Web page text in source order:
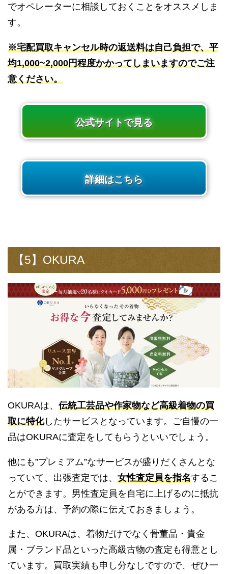
でオペレーターに相談しておくことをオススメしま
す。
※宅配買取キャンセル時の返送料は自己負担で、平
均1,000~2,000円程度かかってしまいますのでご注
意ください。
公式サイトで見る
詳細はこちら
【5】OKURA
OKURAは、 伝統工芸品や作家物など高級着物の買
取に特化したサービスとなっています。ご自慢の一
品はOKURAに査定をしてもらうといいでしょう。
他にも”プレミアム”なサービスが盛りだくさんとな
っていて、出張査定では、 女性査定員を指名するこ
とができます。男性査定員を自宅に上げるのに抵抗
がある方は、予約の際に伝えておきましょう。
また、OKURAは、着物だけでなく骨董品・貴金
属・ブランド品といった高級古物の査定も得意とし
ています。買取実績も申し分なしですので、ぜひ一